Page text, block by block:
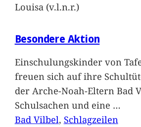
Louisa (v.l.n.r.)
Besondere Aktion
Einschulungskinder von
freuen sich auf ihre
der Arche-Noah-Eltern Bad
Schulsachen und eine …
Bad Vilbel, Schlagzeilen